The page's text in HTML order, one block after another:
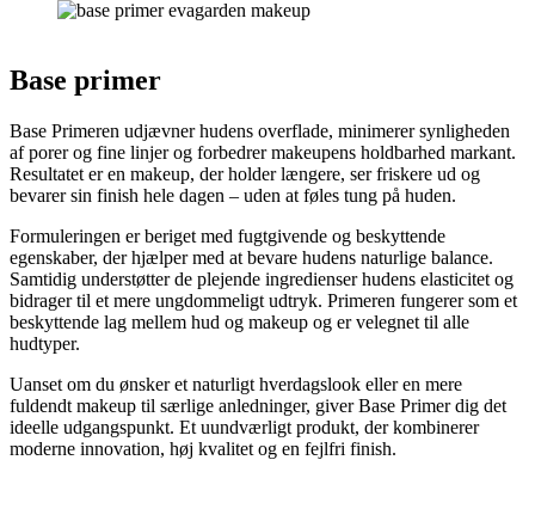
Base primer
Base Primeren udjævner hudens overflade, minimerer synligheden
af porer og fine linjer og forbedrer makeupens holdbarhed markant.
Resultatet er en makeup, der holder længere, ser friskere ud og
bevarer sin finish hele dagen – uden at føles tung på huden.
Formuleringen er beriget med fugtgivende og beskyttende
egenskaber, der hjælper med at bevare hudens naturlige balance.
Samtidig understøtter de plejende ingredienser hudens elasticitet og
bidrager til et mere ungdommeligt udtryk. Primeren fungerer som et
beskyttende lag mellem hud og makeup og er velegnet til alle
hudtyper.
Uanset om du ønsker et naturligt hverdagslook eller en mere
fuldendt makeup til særlige anledninger, giver Base Primer dig det
ideelle udgangspunkt. Et uundværligt produkt, der kombinerer
moderne innovation, høj kvalitet og en fejlfri finish.